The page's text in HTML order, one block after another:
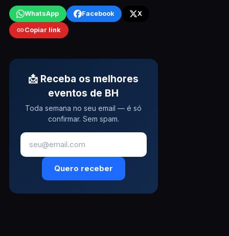
WhatsApp Facebook X
Copiar link
📩 Receba os melhores
eventos de BH
Toda semana no seu email — é só
confirmar. Sem spam.
Quero receber